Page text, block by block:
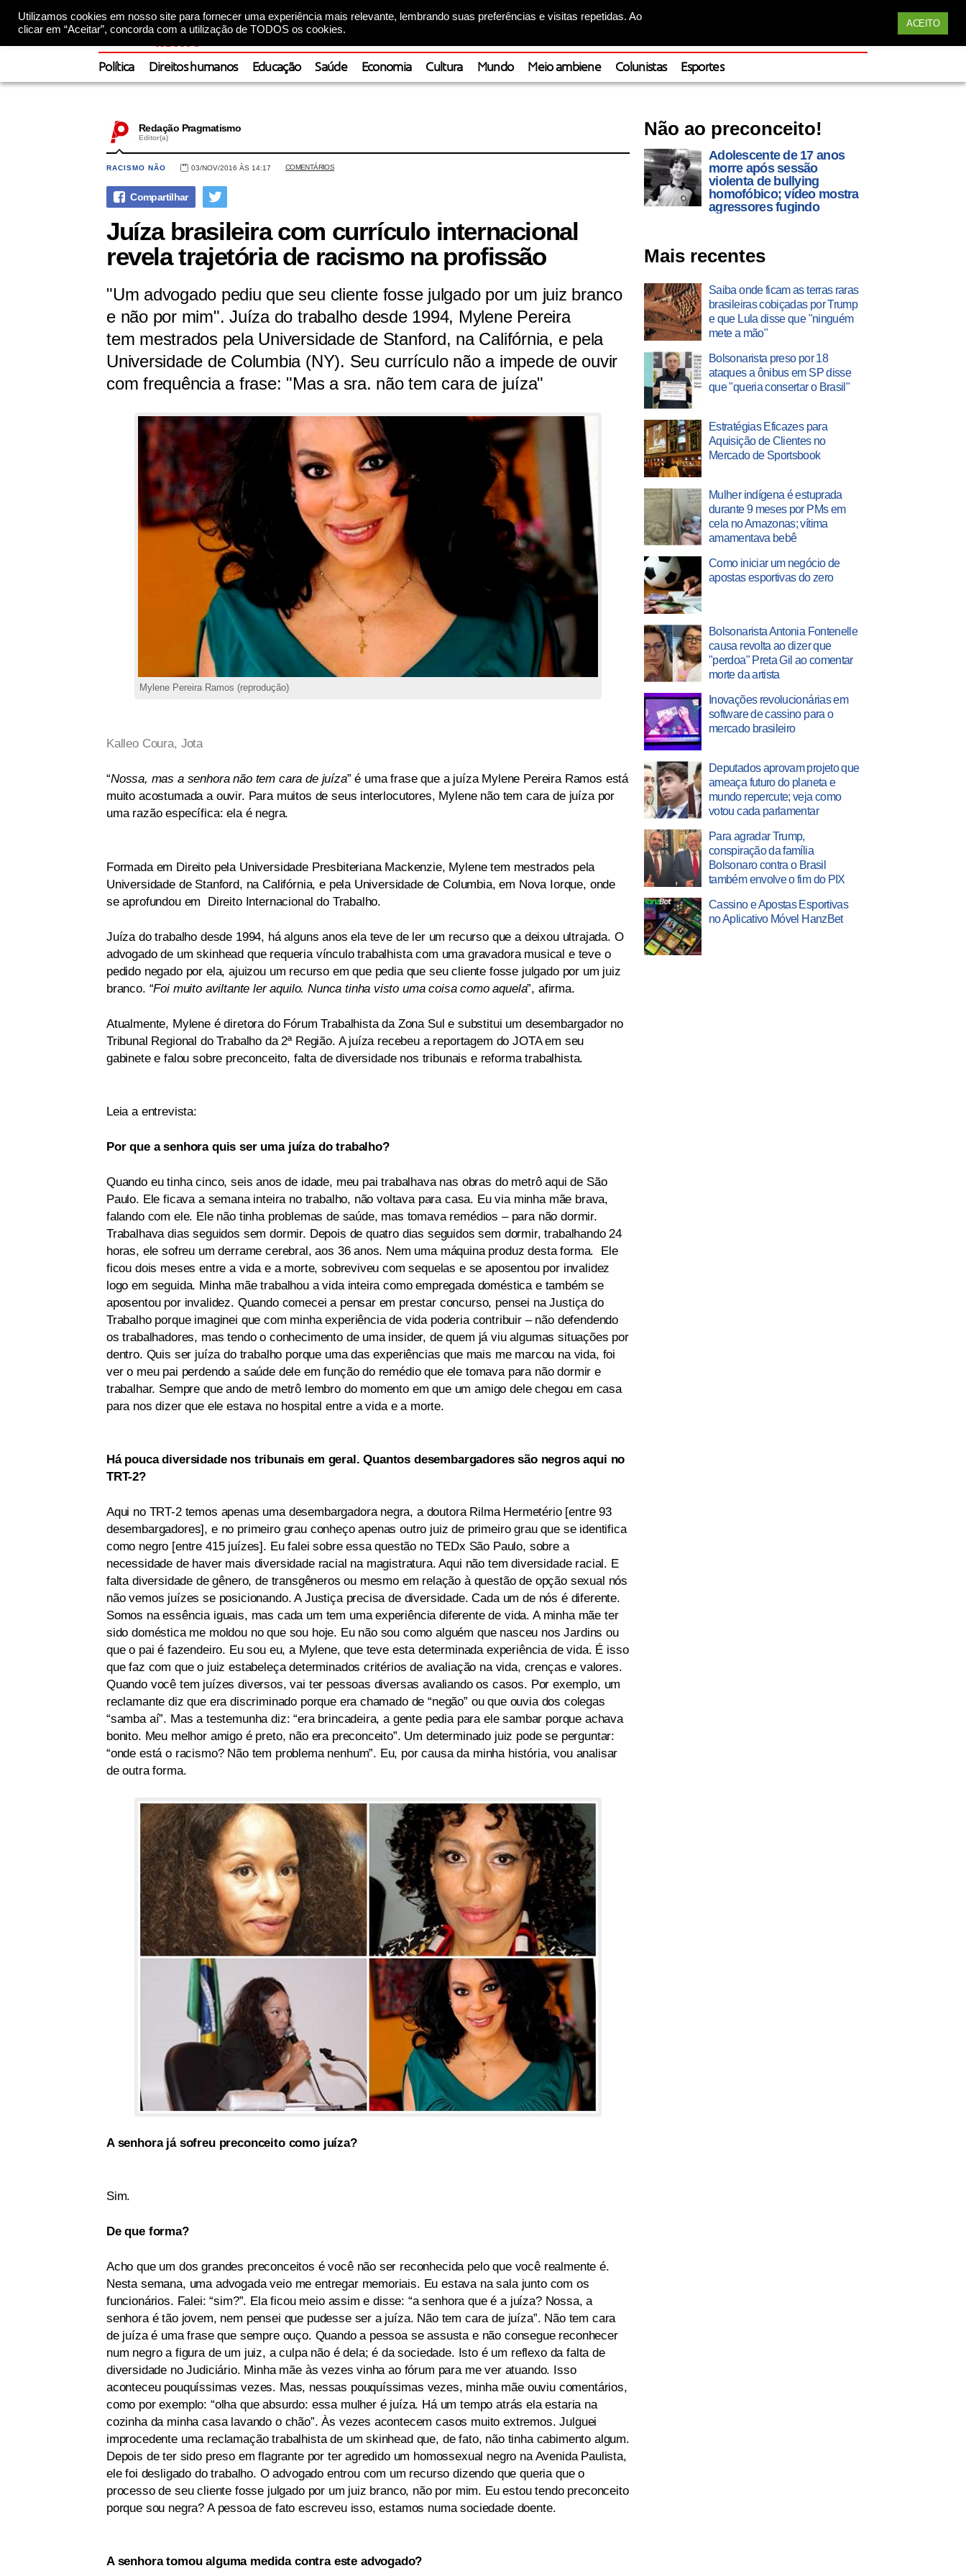
Utilizamos cookies em nosso site para fornecer uma experiência mais relevante, lembrando suas preferências e visitas repetidas. Ao
clicar em “Aceitar”, concorda com a utilização de TODOS os cookies.
ACEITO
Política Direitos humanos Educação Saúde Economia Cultura Mundo Meio ambiene Colunistas Esportes
Redação Pragmatismo
Editor(a)
RACISMO NÃO 03/NOV/2016 ÀS 14:17 COMENTÁRIOS
Juíza brasileira com currículo internacional
revela trajetória de racismo na profissão
"Um advogado pediu que seu cliente fosse julgado por um juiz branco
e não por mim". Juíza do trabalho desde 1994, Mylene Pereira
tem mestrados pela Universidade de Stanford, na Califórnia, e pela
Universidade de Columbia (NY). Seu currículo não a impede de ouvir
com frequência a frase: "Mas a sra. não tem cara de juíza"
Mylene Pereira Ramos (reprodução)
Kalleo Coura, Jota
“Nossa, mas a senhora não tem cara de juíza” é uma frase que a juíza Mylene Pereira Ramos está
muito acostumada a ouvir. Para muitos de seus interlocutores, Mylene não tem cara de juíza por
uma razão específica: ela é negra.
Formada em Direito pela Universidade Presbiteriana Mackenzie, Mylene tem mestrados pela
Universidade de Stanford, na Califórnia, e pela Universidade de Columbia, em Nova Iorque, onde
se aprofundou em Direito Internacional do Trabalho.
Juíza do trabalho desde 1994, há alguns anos ela teve de ler um recurso que a deixou ultrajada. O
advogado de um skinhead que requeria vínculo trabalhista com uma gravadora musical e teve o
pedido negado por ela, ajuizou um recurso em que pedia que seu cliente fosse julgado por um juiz
branco. “Foi muito aviltante ler aquilo. Nunca tinha visto uma coisa como aquela”, afirma.
Atualmente, Mylene é diretora do Fórum Trabalhista da Zona Sul e substitui um desembargador no
Tribunal Regional do Trabalho da 2ª Região. A juíza recebeu a reportagem do JOTA em seu
gabinete e falou sobre preconceito, falta de diversidade nos tribunais e reforma trabalhista.
Leia a entrevista:
Por que a senhora quis ser uma juíza do trabalho?
Quando eu tinha cinco, seis anos de idade, meu pai trabalhava nas obras do metrô aqui de São
Paulo. Ele ficava a semana inteira no trabalho, não voltava para casa. Eu via minha mãe brava,
falando com ele. Ele não tinha problemas de saúde, mas tomava remédios – para não dormir.
Trabalhava dias seguidos sem dormir. Depois de quatro dias seguidos sem dormir, trabalhando 24
horas, ele sofreu um derrame cerebral, aos 36 anos. Nem uma máquina produz desta forma. Ele
ficou dois meses entre a vida e a morte, sobreviveu com sequelas e se aposentou por invalidez
logo em seguida. Minha mãe trabalhou a vida inteira como empregada doméstica e também se
aposentou por invalidez. Quando comecei a pensar em prestar concurso, pensei na Justiça do
Trabalho porque imaginei que com minha experiência de vida poderia contribuir – não defendendo
os trabalhadores, mas tendo o conhecimento de uma insider, de quem já viu algumas situações por
dentro. Quis ser juíza do trabalho porque uma das experiências que mais me marcou na vida, foi
ver o meu pai perdendo a saúde dele em função do remédio que ele tomava para não dormir e
trabalhar. Sempre que ando de metrô lembro do momento em que um amigo dele chegou em casa
para nos dizer que ele estava no hospital entre a vida e a morte.
Há pouca diversidade nos tribunais em geral. Quantos desembargadores são negros aqui no
TRT-2?
Aqui no TRT-2 temos apenas uma desembargadora negra, a doutora Rilma Hermetério [entre 93
desembargadores], e no primeiro grau conheço apenas outro juiz de primeiro grau que se identifica
como negro [entre 415 juízes]. Eu falei sobre essa questão no TEDx São Paulo, sobre a
necessidade de haver mais diversidade racial na magistratura. Aqui não tem diversidade racial. E
falta diversidade de gênero, de transgêneros ou mesmo em relação à questão de opção sexual nós
não vemos juízes se posicionando. A Justiça precisa de diversidade. Cada um de nós é diferente.
Somos na essência iguais, mas cada um tem uma experiência diferente de vida. A minha mãe ter
sido doméstica me moldou no que sou hoje. Eu não sou como alguém que nasceu nos Jardins ou
que o pai é fazendeiro. Eu sou eu, a Mylene, que teve esta determinada experiência de vida. É isso
que faz com que o juiz estabeleça determinados critérios de avaliação na vida, crenças e valores.
Quando você tem juízes diversos, vai ter pessoas diversas avaliando os casos. Por exemplo, um
reclamante diz que era discriminado porque era chamado de “negão” ou que ouvia dos colegas
“samba aí”. Mas a testemunha diz: “era brincadeira, a gente pedia para ele sambar porque achava
bonito. Meu melhor amigo é preto, não era preconceito”. Um determinado juiz pode se perguntar:
“onde está o racismo? Não tem problema nenhum”. Eu, por causa da minha história, vou analisar
de outra forma.
A senhora já sofreu preconceito como juíza?
Sim.
De que forma?
Acho que um dos grandes preconceitos é você não ser reconhecida pelo que você realmente é.
Nesta semana, uma advogada veio me entregar memoriais. Eu estava na sala junto com os
funcionários. Falei: “sim?”. Ela ficou meio assim e disse: “a senhora que é a juíza? Nossa, a
senhora é tão jovem, nem pensei que pudesse ser a juíza. Não tem cara de juíza”. Não tem cara
de juíza é uma frase que sempre ouço. Quando a pessoa se assusta e não consegue reconhecer
num negro a figura de um juiz, a culpa não é dela; é da sociedade. Isto é um reflexo da falta de
diversidade no Judiciário. Minha mãe às vezes vinha ao fórum para me ver atuando. Isso
aconteceu pouquíssimas vezes. Mas, nessas pouquíssimas vezes, minha mãe ouviu comentários,
como por exemplo: “olha que absurdo: essa mulher é juíza. Há um tempo atrás ela estaria na
cozinha da minha casa lavando o chão”. Às vezes acontecem casos muito extremos. Julguei
improcedente uma reclamação trabalhista de um skinhead que, de fato, não tinha cabimento algum.
Depois de ter sido preso em flagrante por ter agredido um homossexual negro na Avenida Paulista,
ele foi desligado do trabalho. O advogado entrou com um recurso dizendo que queria que o
processo de seu cliente fosse julgado por um juiz branco, não por mim. Eu estou tendo preconceito
porque sou negra? A pessoa de fato escreveu isso, estamos numa sociedade doente.
A senhora tomou alguma medida contra este advogado?
Não ao preconceito!
Adolescente de 17 anos
morre após sessão
violenta de bullying
homofóbico; vídeo mostra
agressores fugindo
Mais recentes
Saiba onde ficam as terras raras
brasileiras cobiçadas por Trump
e que Lula disse que "ninguém
mete a mão"
Bolsonarista preso por 18
ataques a ônibus em SP disse
que "queria consertar o Brasil"
Estratégias Eficazes para
Aquisição de Clientes no
Mercado de Sportsbook
Mulher indígena é estuprada
durante 9 meses por PMs em
cela no Amazonas; vítima
amamentava bebê
Como iniciar um negócio de
apostas esportivas do zero
Bolsonarista Antonia Fontenelle
causa revolta ao dizer que
"perdoa" Preta Gil ao comentar
morte da artista
Inovações revolucionárias em
software de cassino para o
mercado brasileiro
Deputados aprovam projeto que
ameaça futuro do planeta e
mundo repercute; veja como
votou cada parlamentar
Para agradar Trump,
conspiração da família
Bolsonaro contra o Brasil
também envolve o fim do PIX
Cassino e Apostas Esportivas
no Aplicativo Móvel HanzBet